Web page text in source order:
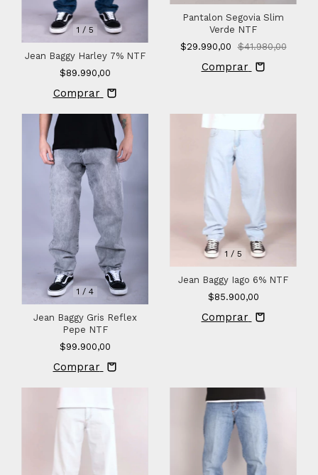
1 / 5
Jean Baggy Harley 7% NTF
$89.990,00
Comprar
Pantalon Segovia Slim
Verde NTF
$29.990,00
$41.980,00
Comprar
1 / 4
Jean Baggy Gris Reflex
Pepe NTF
$99.900,00
Comprar
1 / 5
Jean Baggy Iago 6% NTF
$85.900,00
Comprar